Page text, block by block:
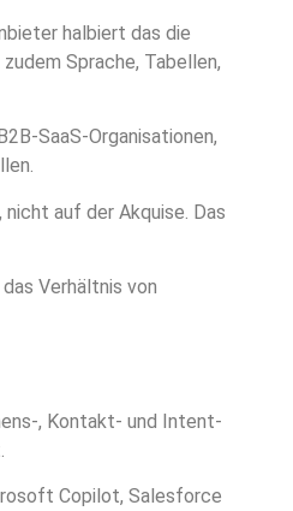
halbiert das die
Sprache, Tabellen,
SaaS-Organisationen,
auf der Akquise. Das
Verhältnis von
, Kontakt- und Intent-
Copilot, Salesforce